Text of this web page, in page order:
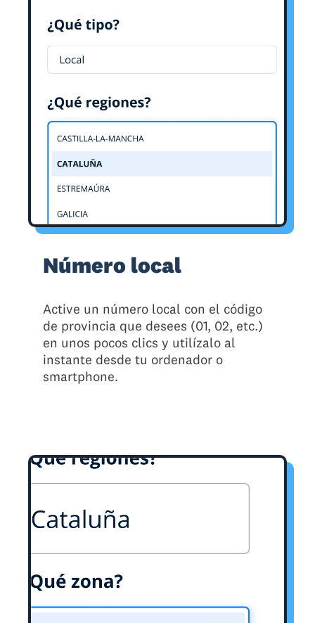
Número local
Active un número local con el código
de provincia que desees (01, 02, etc.)
en unos pocos clics y utilízalo al
instante desde tu ordenador o
smartphone.